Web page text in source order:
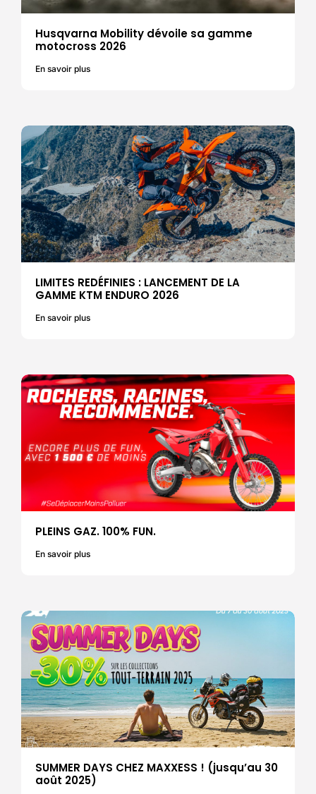
Husqvarna Mobility dévoile sa gamme
motocross 2026
En savoir plus
LIMITES REDÉFINIES : LANCEMENT DE LA
GAMME KTM ENDURO 2026
En savoir plus
PLEINS GAZ. 100% FUN.
En savoir plus
SUMMER DAYS CHEZ MAXXESS ! (jusqu’au 30
août 2025)